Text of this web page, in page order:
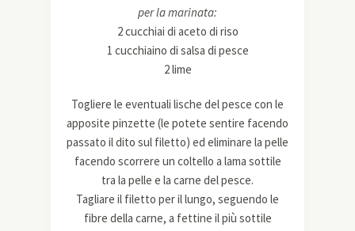
per la marinata:
2 cucchiai di aceto di riso
1 cucchiaino di salsa di pesce
2 lime
Togliere le eventuali lische del pesce con le
apposite pinzette (le potete sentire facendo
passato il dito sul filetto) ed eliminare la pelle
facendo scorrere un coltello a lama sottile
tra la pelle e la carne del pesce.
Tagliare il filetto per il lungo, seguendo le
fibre della carne, a fettine il più sottile